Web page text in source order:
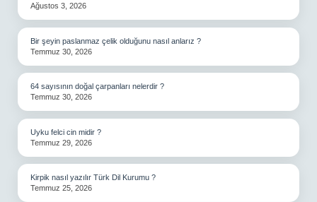
Ağustos 3, 2026
Bir şeyin paslanmaz çelik olduğunu nasıl anlarız ?
Temmuz 30, 2026
64 sayısının doğal çarpanları nelerdir ?
Temmuz 30, 2026
Uyku felci cin midir ?
Temmuz 29, 2026
Kirpik nasıl yazılır Türk Dil Kurumu ?
Temmuz 25, 2026